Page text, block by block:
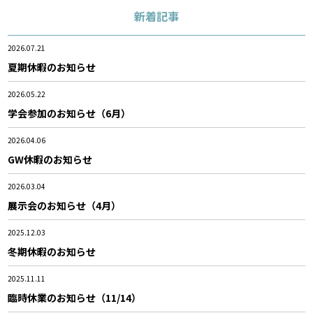
新着記事
2026.07.21
夏期休暇のお知らせ
2026.05.22
学会参加のお知らせ（6月）
2026.04.06
GW休暇のお知らせ
2026.03.04
展示会のお知らせ（4月）
2025.12.03
冬期休暇のお知らせ
2025.11.11
臨時休業のお知らせ（11/14）